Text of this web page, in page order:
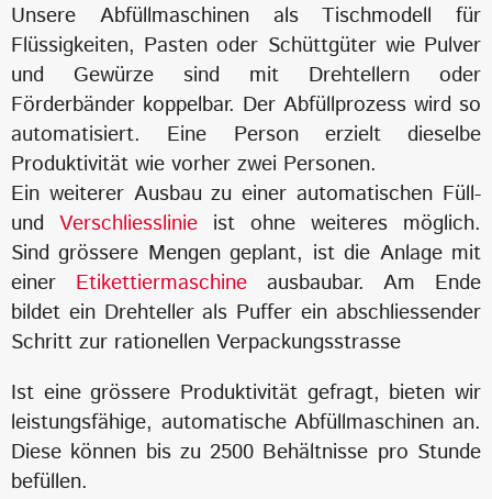
Unsere Abfüllmaschinen als Tischmodell für
Flüssigkeiten, Pasten oder Schüttgüter wie Pulver
und Gewürze sind mit Drehtellern oder
Förderbänder koppelbar. Der Abfüllprozess wird so
automatisiert. Eine Person erzielt dieselbe
Produktivität wie vorher zwei Personen.
Ein weiterer Ausbau zu einer automatischen Füll-
und Verschliesslinie ist ohne weiteres möglich.
Sind grössere Mengen geplant, ist die Anlage mit
einer Etikettiermaschineausbaubar. Am Ende
bildet ein Drehteller als Puffer ein abschliessender
Schritt zur rationellen Verpackungsstrasse
Ist eine grössere Produktivität gefragt, bieten wir
leistungsfähige, automatische Abfüllmaschinen an.
Diese können bis zu 2500 Behältnisse pro Stunde
befüllen.